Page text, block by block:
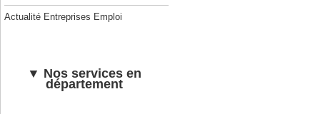
Actualité Entreprises Emploi
▼ Nos services en
département